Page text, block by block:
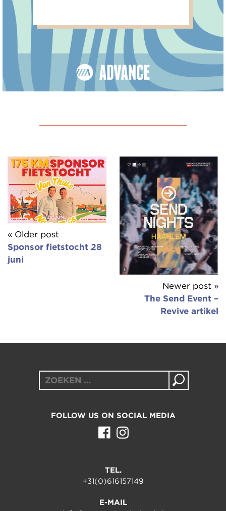
« Older post
Sponsor fietstocht 28
juni
Newer post »
The Send Event –
Revive artikel
Zoeken
naar:
FOLLOW US ON SOCIAL MEDIA
TEL.
+31(0)616157149
E-MAIL